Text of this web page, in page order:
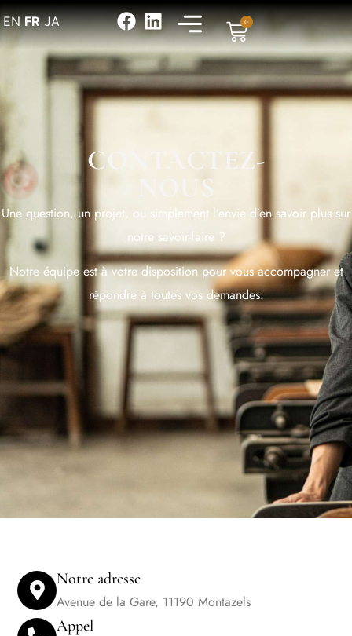
EN FR JA 0
CONTACTEZ-
NOUS
Une question, un projet, ou simplement l’envie d’en savoir plus sur
notre savoir-faire ?
Notre équipe est à votre disposition pour vous accompagner et
répondre à toutes vos demandes.
Notre adresse
Avenue de la Gare, 11190 Montazels
Appel